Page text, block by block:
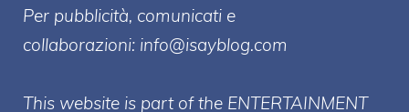
Per pubblicità, comunicati e
collaborazioni: info@isayblog.com
This website is part of the ENTERTAINMENT